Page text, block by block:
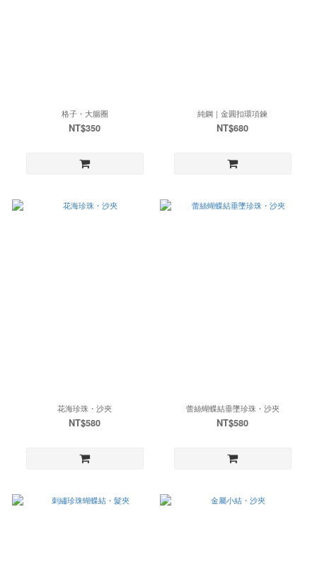
格子・大腸圈
NT$350
純鋼｜金圓扣環項鍊
NT$680
花海珍珠・沙夾
NT$580
蕾絲蝴蝶結垂墜珍珠・沙夾
NT$580